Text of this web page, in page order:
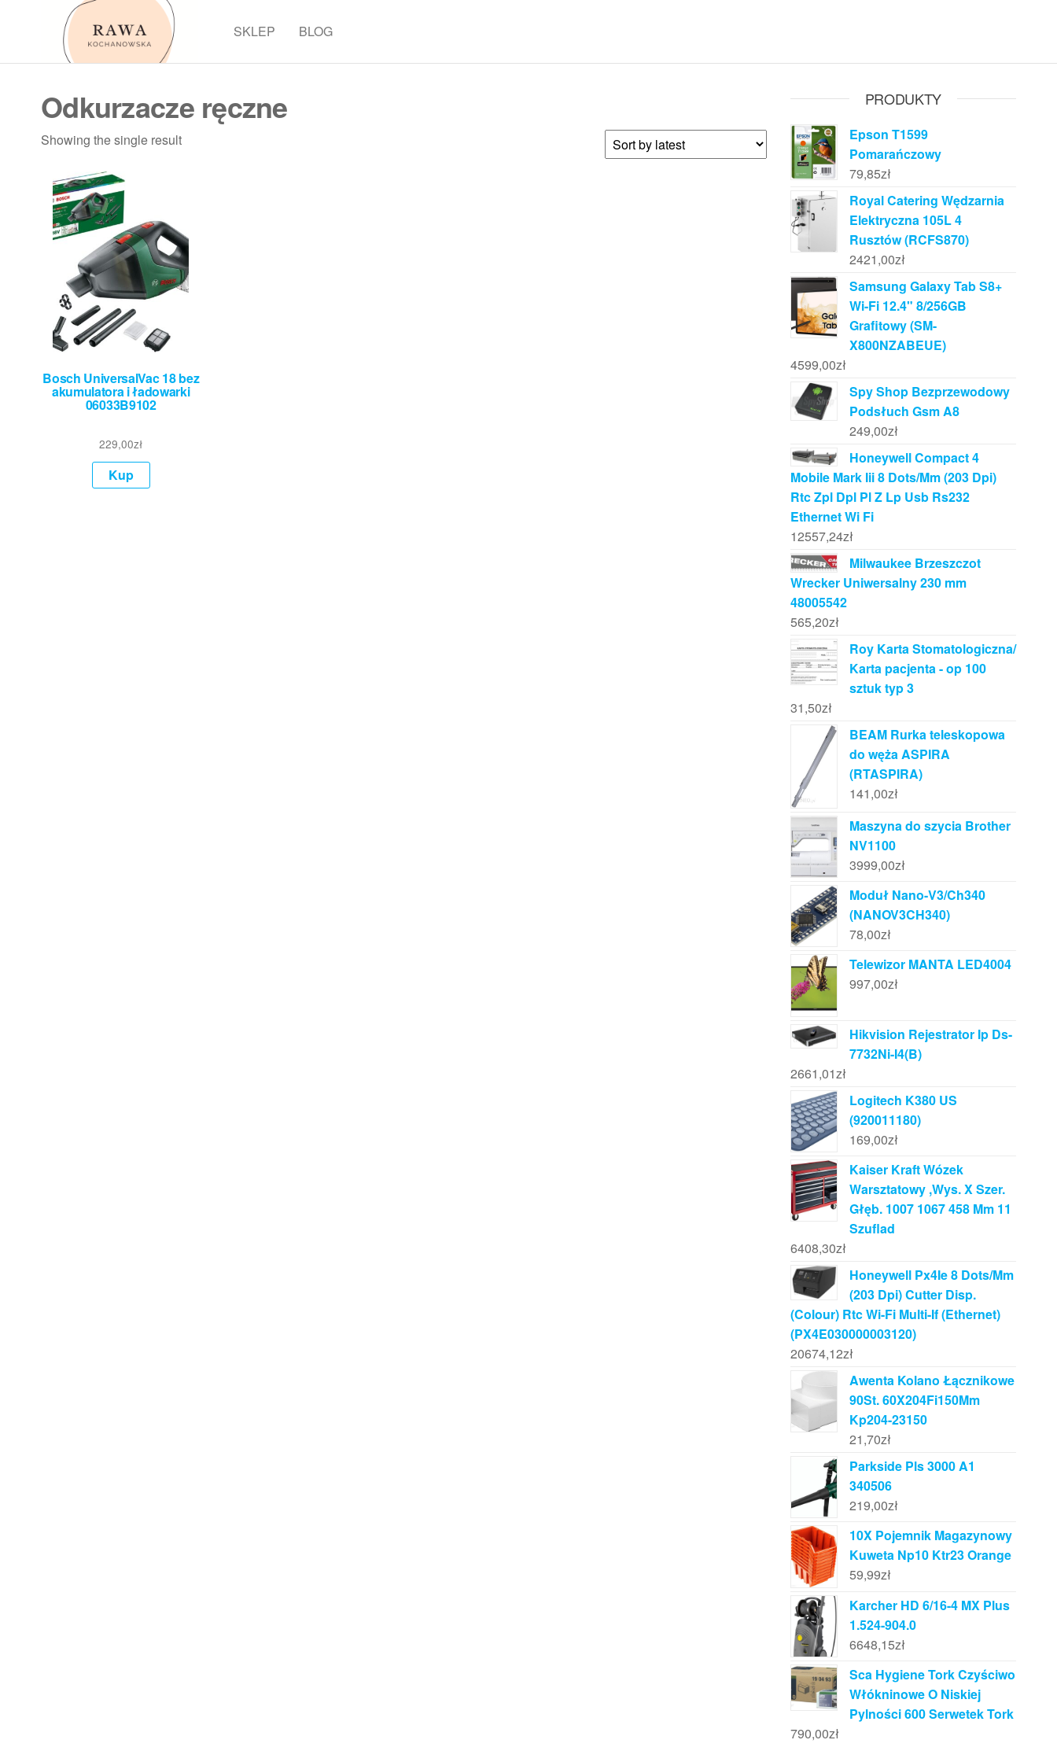
SKLEP BLOG
Odkurzacze ręczne
Showing the single result
Bosch UniversalVac 18 bez
akumulatora i ładowarki
06033B9102
229,00zł
Kup
PRODUKTY
Epson T1599
Pomarańczowy
79,85zł
Royal Catering Wędzarnia
Elektryczna 105L 4
Rusztów (RCFS870)
2421,00zł
Samsung Galaxy Tab S8+
Wi-Fi 12.4" 8/256GB
Grafitowy (SM-
X800NZABEUE)
4599,00zł
Spy Shop Bezprzewodowy
Podsłuch Gsm A8
249,00zł
Honeywell Compact 4
Mobile Mark Iii 8 Dots/Mm (203 Dpi)
Rtc Zpl Dpl Pl Z Lp Usb Rs232
Ethernet Wi Fi
12557,24zł
Milwaukee Brzeszczot
Wrecker Uniwersalny 230 mm
48005542
565,20zł
Roy Karta Stomatologiczna/
Karta pacjenta - op 100
sztuk typ 3
31,50zł
BEAM Rurka teleskopowa
do węża ASPIRA
(RTASPIRA)
141,00zł
Maszyna do szycia Brother
NV1100
3999,00zł
Moduł Nano-V3/Ch340
(NANOV3CH340)
78,00zł
Telewizor MANTA LED4004
997,00zł
Hikvision Rejestrator Ip Ds-
7732Ni-I4(B)
2661,01zł
Logitech K380 US
(920011180)
169,00zł
Kaiser Kraft Wózek
Warsztatowy ,Wys. X Szer.
Głęb. 1007 1067 458 Mm 11
Szuflad
6408,30zł
Honeywell Px4Ie 8 Dots/Mm
(203 Dpi) Cutter Disp.
(Colour) Rtc Wi-Fi Multi-If (Ethernet)
(PX4E030000003120)
20674,12zł
Awenta Kolano Łącznikowe
90St. 60X204Fi150Mm
Kp204-23150
21,70zł
Parkside Pls 3000 A1
340506
219,00zł
10X Pojemnik Magazynowy
Kuweta Np10 Ktr23 Orange
59,99zł
Karcher HD 6/16-4 MX Plus
1.524-904.0
6648,15zł
Sca Hygiene Tork Czyściwo
Włókninowe O Niskiej
Pylności 600 Serwetek Tork
790,00zł